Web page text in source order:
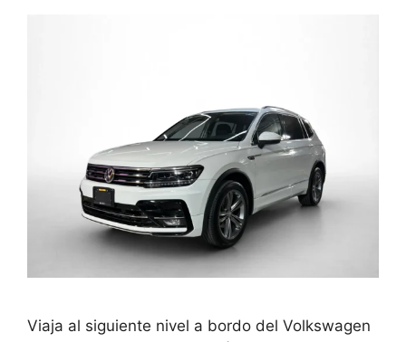
Viaja al siguiente nivel a bordo del Volkswagen